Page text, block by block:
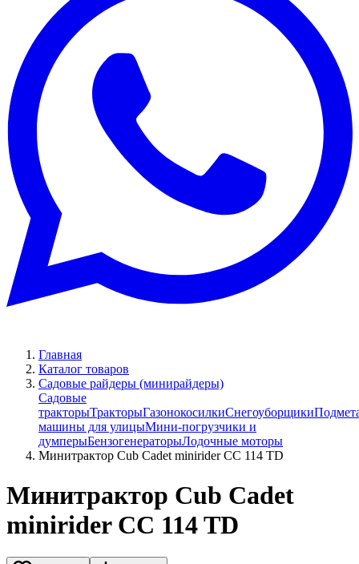
Главная
Каталог товаров
Садовые райдеры (минирайдеры)
Садовые
тракторыТракторыГазонокосилкиСнегоуборщики
машины для улицыМини-погрузчики и
думперыБензогенераторыЛодочные моторы
Минитрактор Cub Cadet minirider CC 114 TD
Минитрактор Cub Cadet
minirider CC 114 TD